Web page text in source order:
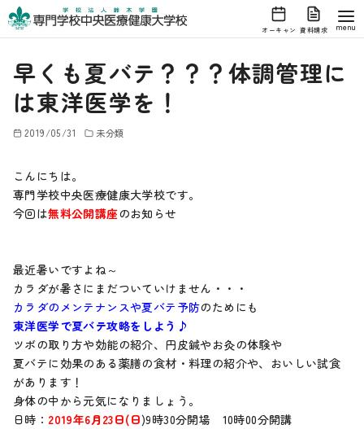
オーキャン 資料請求
早くも夏バテ？？？体調管理に
は東洋医学を！
2019/05/31 未分類
こんにちは。
専門学校中央医療健康大学校です。
今回は無料公開講座のお知らせ
最近暑いですよね～
カラダが暑さにまだついていけません・・・
カラダのメンテナンスや夏バテ予防のためにも
東洋医学で夏バテ攻略をしよう♪
ツボの取り方や効能の紹介、円皮鍼やお灸の体験や
夏バテに効果のある薬膳の食材・料理の紹介や、おいしい試食
があります！
身体の中から元気になりましょう。
日時： 2019年6月23日(日)9時30分開場 10時00分開講